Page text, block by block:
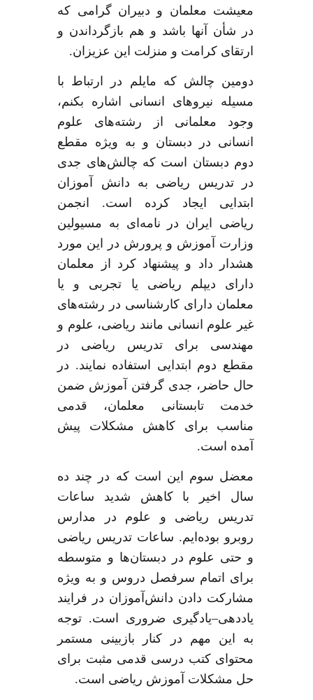
معیشت معلمان و دبیران گرامی که
در شأن آنها باشد و هم بازگرداندن و
ارتقای کرامت و منزلت این عزیزان.
دومین چالش که مایلم در ارتباط با
مسیله نیروهای انسانی اشاره بکنم،
وجود معلمانی از رشته‌های علوم
انسانی در دبستان و به ویژه مقطع
دوم دبستان است که چالش‌های جدی
در تدریس ریاضی به دانش آموزان
ابتدایی ایجاد کرده است. انجمن
ریاضی ایران در نامه‌ای به مسیولین
وزارت آموزش و پرورش در این مورد
هشدار داد و پیشنهاد کرد از معلمان
دارای دیپلم ریاضی یا تجربی و یا
معلمان دارای کارشناسی در رشته‌های
غیر علوم انسانی مانند ریاضی، علوم و
مهندسی برای تدریس ریاضی در
مقطع دوم ابتدایی استفاده نمایند. در
حال حاضر، جدی گرفتن آموزش ضمن
خدمت تابستانی معلمان، قدمی
مناسب برای کاهش مشکلات پیش
آمده است.
معضل سوم این است که در چند ده
سال اخیر با کاهش شدید ساعات
تدریس ریاضی و علوم در مدارس
روبرو بوده‌ایم. ساعات تدریس ریاضی
و حتی علوم در دبستان‌ها و متوسطه
برای اتمام سرفصل دروس و به ویژه
مشارکت دادن دانش‌آموزان در فرایند
یاددهی–یادگیری ضروری است. توجه
به این مهم در کنار بازبینی مستمر
محتوای کتب درسی قدمی مثبت برای
حل مشکلات آموزش ریاضی است.